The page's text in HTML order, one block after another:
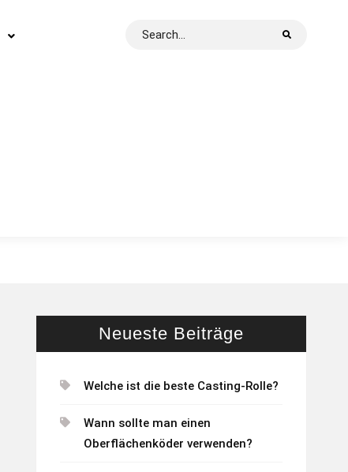
Search
Neueste Beiträge
Welche ist die beste Casting-Rolle?
Wann sollte man einen
Oberflächenköder verwenden?